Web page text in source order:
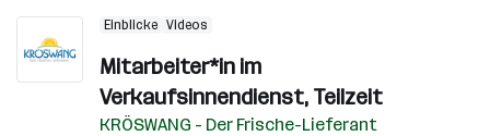
Einblicke Videos
Mitarbeiter*in im
Verkaufsinnendienst, Teilzeit
KRÖSWANG - Der Frische-Lieferant